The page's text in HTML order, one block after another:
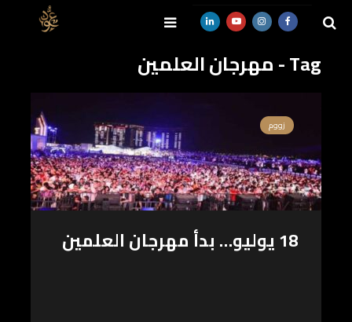
Tag - مهرجان العلمين
زووم
18 يوليو… بدأ مهرجان العلمين